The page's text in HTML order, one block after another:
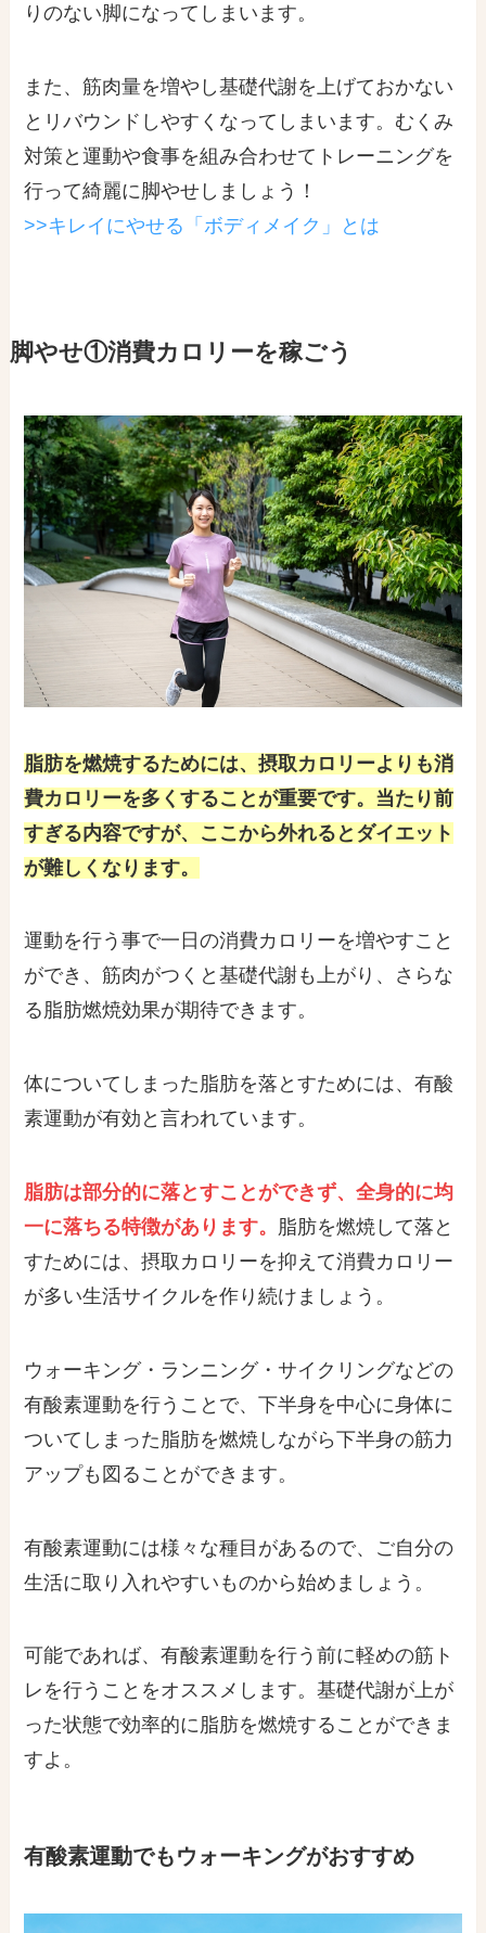
りのない脚になってしまいます。
また、筋肉量を増やし基礎代謝を上げておかない
とリバウンドしやすくなってしまいます。むくみ
対策と運動や食事を組み合わせてトレーニングを
行って綺麗に脚やせしましょう！
>>キレイにやせる「ボディメイク」とは
脚やせ①消費カロリーを稼ごう
脂肪を燃焼するためには、摂取カロリーよりも消
費カロリーを多くすることが重要です。当たり前
すぎる内容ですが、ここから外れるとダイエット
が難しくなります。
運動を行う事で一日の消費カロリーを増やすこと
ができ、筋肉がつくと基礎代謝も上がり、さらな
る脂肪燃焼効果が期待できます。
体についてしまった脂肪を落とすためには、有酸
素運動が有効と言われています。
脂肪は部分的に落とすことができず、全身的に均
一に落ちる特徴があります。 脂肪を燃焼して落と
すためには、摂取カロリーを抑えて消費カロリー
が多い生活サイクルを作り続けましょう。
ウォーキング・ランニング・サイクリングなどの
有酸素運動を行うことで、下半身を中心に身体に
ついてしまった脂肪を燃焼しながら下半身の筋力
アップも図ることができます。
有酸素運動には様々な種目があるので、ご自分の
生活に取り入れやすいものから始めましょう。
可能であれば、有酸素運動を行う前に軽めの筋ト
レを行うことをオススメします。基礎代謝が上が
った状態で効率的に脂肪を燃焼することができま
すよ。
有酸素運動でもウォーキングがおすすめ